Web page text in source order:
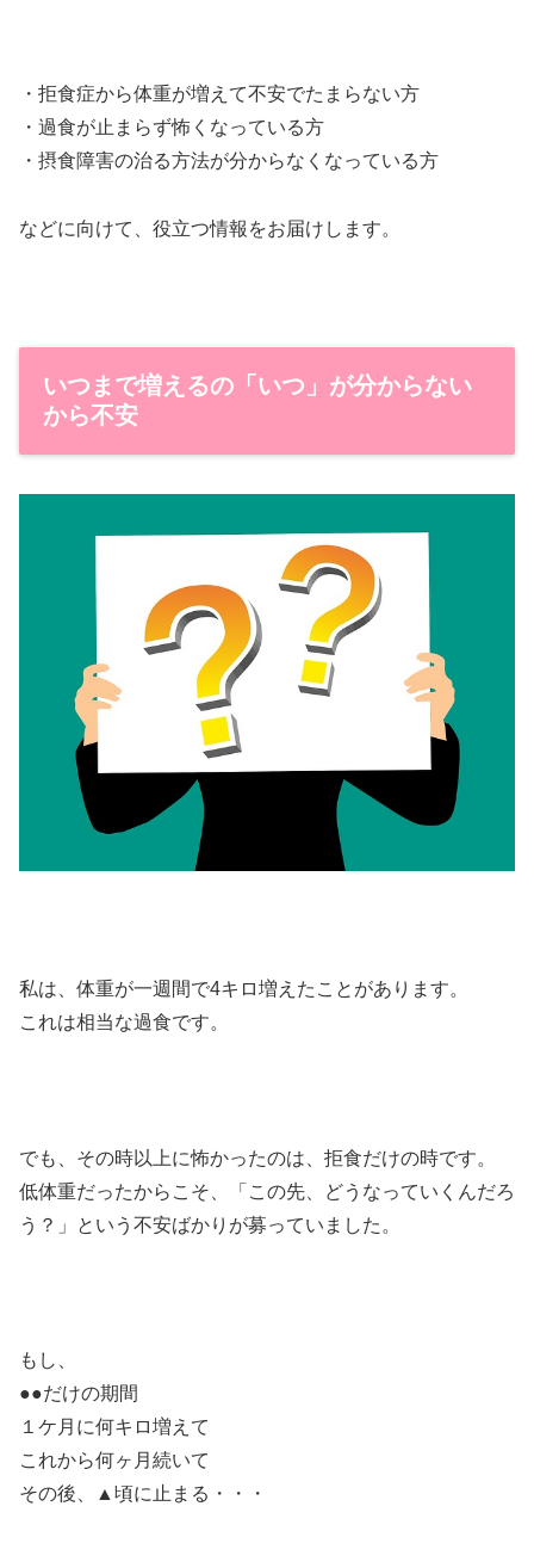
・拒食症から体重が増えて不安でたまらない方
・過食が止まらず怖くなっている方
・摂食障害の治る方法が分からなくなっている方
などに向けて、役立つ情報をお届けします。
いつまで増えるの「いつ」が分からない
から不安
私は、体重が一週間で4キロ増えたことがあります。
これは相当な過食です。
でも、その時以上に怖かったのは、拒食だけの時です。
低体重だったからこそ、「この先、どうなっていくんだろ
う？」という不安ばかりが募っていました。
もし、
●●だけの期間
１ケ月に何キロ増えて
これから何ヶ月続いて
その後、▲頃に止まる・・・